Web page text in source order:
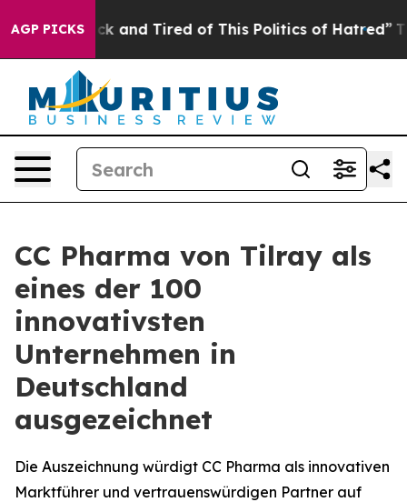
AGP PICKS
Sick and Tired of This Politics of Hatred” The
CC Pharma von Tilray als
eines der 100
innovativsten
Unternehmen in
Deutschland
ausgezeichnet
Die Auszeichnung würdigt CC Pharma als innovativen
Marktführer und vertrauenswürdigen Partner auf